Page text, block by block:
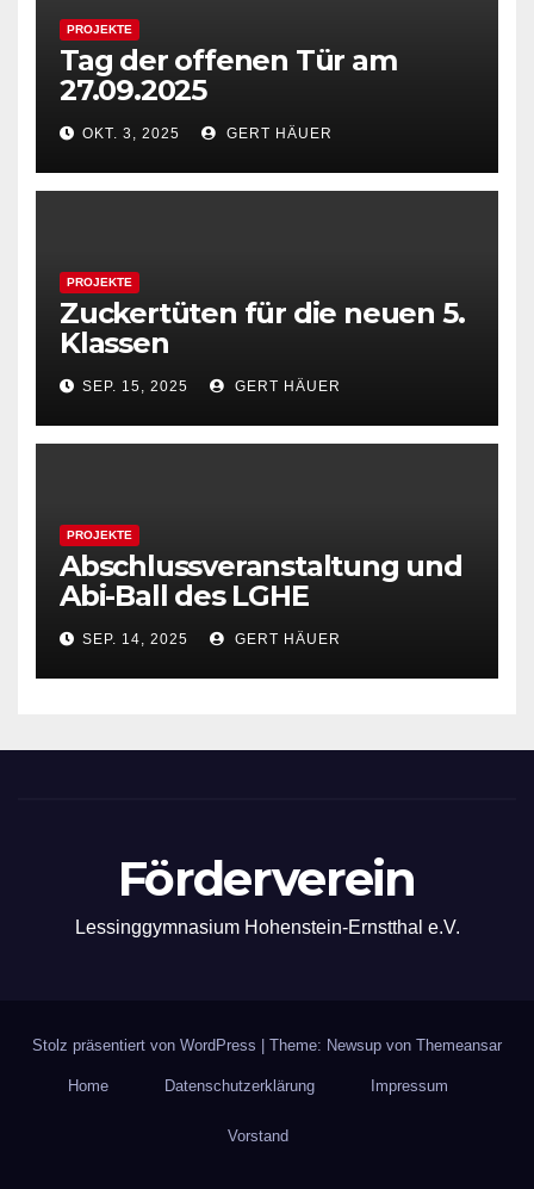
PROJEKTE
Tag der offenen Tür am
27.09.2025
OKT. 3, 2025 GERT HÄUER
PROJEKTE
Zuckertüten für die neuen 5.
Klassen
SEP. 15, 2025 GERT HÄUER
PROJEKTE
Abschlussveranstaltung und
Abi-Ball des LGHE
SEP. 14, 2025 GERT HÄUER
Förderverein
Lessinggymnasium Hohenstein-Ernstthal e.V.
Stolz präsentiert von WordPress Theme: Newsup von Themeansar
Home Datenschutzerklärung Impressum
Vorstand